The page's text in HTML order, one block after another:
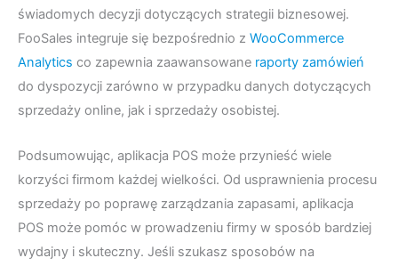
świadomych decyzji dotyczących strategii biznesowej.
FooSales integruje się bezpośrednio z WooCommerce
Analytics co zapewnia zaawansowane raporty zamówień
do dyspozycji zarówno w przypadku danych dotyczących
sprzedaży online, jak i sprzedaży osobistej.
Podsumowując, aplikacja POS może przynieść wiele
korzyści firmom każdej wielkości. Od usprawnienia procesu
sprzedaży po poprawę zarządzania zapasami, aplikacja
POS może pomóc w prowadzeniu firmy w sposób bardziej
wydajny i skuteczny. Jeśli szukasz sposobów na